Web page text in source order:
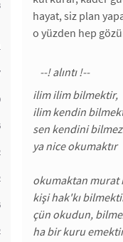
hayat, siz plan
o yüzden hep
ilim ilim bilmektir,
ilim kendin
sen kendini
ya nice okumaktır
okumaktan murat
kişi hak'kı
çün okudun,
ha bir kuru